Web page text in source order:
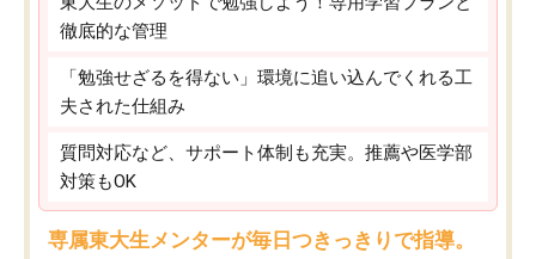
徹底的な管理
「勉強せざるを得ない」環境に追い込んでくれる工
夫された仕組み
質問対応など、サポート体制も充実。推薦や医学部
対策もOK
専属東大生メンターが毎日つきっきりで指導。